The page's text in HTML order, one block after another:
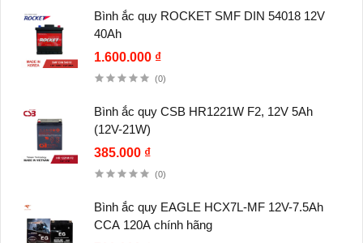
Bình ắc quy ROCKET SMF DIN 54018 12V
40Ah
1.600.000 ₫
(0)
Bình ắc quy CSB HR1221W F2, 12V 5Ah
(12V-21W)
385.000 ₫
(0)
Bình ắc quy EAGLE HCX7L-MF 12V-7.5Ah
CCA 120A chính hãng